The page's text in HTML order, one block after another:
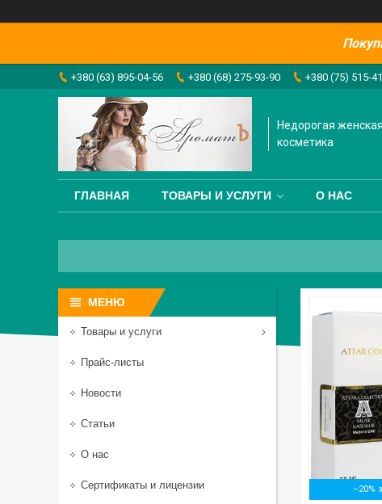
+380 (63) 895-04-56 +380 (68) 275-93-90 +380 (75) 515-
Недорогая
косметика
ГЛАВНАЯ ТОВАРЫ И УСЛУГИ О НАС
–20%
Товары и услуги
Прайс-листы
Новости
Статьи
О нас
Сертификаты и лицензии